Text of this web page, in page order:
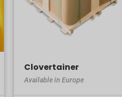
Clovertainer
Available in Europe